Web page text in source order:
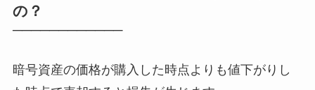
の？
────────────
暗号資産の価格が購入した時点よりも値下がりし